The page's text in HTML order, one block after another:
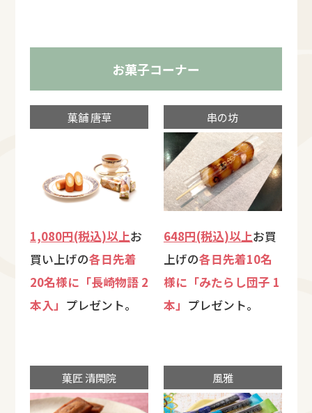
お菓子コーナー
菓舗 唐草
1,080円(税込)以上お
買い上げの各日先着
20名様に「長崎物語 2
本入」 プレゼント。
串の坊
648円(税込)以上お買
上げの各日先着10名
様に「みたらし団子 1
本」 プレゼント。
菓匠 清閑院 風雅